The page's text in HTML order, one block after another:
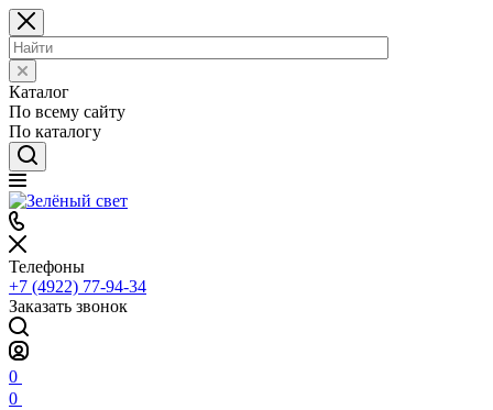
Каталог
По всему сайту
По каталогу
Телефоны
+7 (4922) 77-94-34
Заказать звонок
0
0